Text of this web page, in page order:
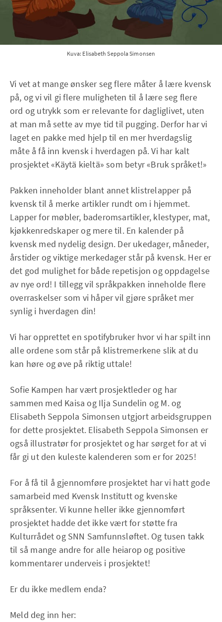
Kuva: Elisabeth Seppola Simonsen
Vi vet at mange ønsker seg flere måter å lære kvensk
på, og vi vil gi flere muligheten til å lære seg flere
ord og utrykk som er relevante for dagliglivet, uten
at man må sette av mye tid til pugging. Derfor har vi
laget en pakke med hjelp til en mer hverdagslig
måte å få inn kvensk i hverdagen på. Vi har kalt
prosjektet «Käytä kieltä» som betyr «Bruk språket!»
Pakken inneholder blant annet klistrelapper på
kvensk til å merke artikler rundt om i hjemmet.
Lapper for møbler, baderomsartikler, klestyper, mat,
kjøkkenredskaper og mere til. En kalender på
kvensk med nydelig design. Der ukedager, måneder,
årstider og viktige merkedager står på kvensk. Her er
det god mulighet for både repetisjon og oppdagelse
av nye ord! I tillegg vil språkpakken inneholde flere
overraskelser som vi håper vil gjøre språket mer
synlig i hverdagen din!
Vi har opprettet en spotifybruker hvor vi har spilt inn
alle ordene som står på klistremerkene slik at du
kan høre og øve på riktig uttale!
Sofie Kampen har vært prosjektleder og har
sammen med Kaisa og Ilja Sundelin og M. og
Elisabeth Seppola Simonsen utgjort arbeidsgruppen
for dette prosjektet. Elisabeth Seppola Simonsen er
også illustratør for prosjektet og har sørget for at vi
får gi ut den kuleste kalenderen som er for 2025!
For å få til å gjennomføre prosjektet har vi hatt gode
samarbeid med Kvensk Institutt og kvenske
språksenter. Vi kunne heller ikke gjennomført
prosjektet hadde det ikke vært for støtte fra
Kulturrådet og SNN Samfunnsløftet. Og tusen takk
til så mange andre for alle heiarop og positive
kommentarer underveis i prosjektet!
Er du ikke medlem enda?
Meld deg inn her: